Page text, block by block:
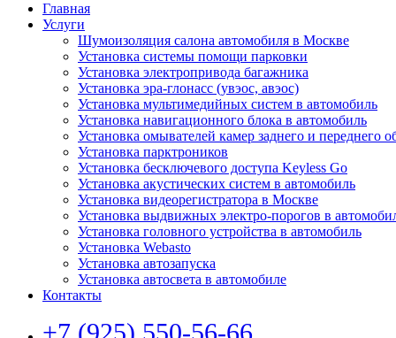
Главная
Услуги
Шумоизоляция салона автомобиля в Москве
Установка системы помощи парковки
Установка электропривода багажника
Установка эра-глонасс (увэос, авэос)
Установка мультимедийных систем в автомобиль
Установка навигационного блока в автомобиль
Установка омывателей камер заднего и переднего
Установка парктроников
Установка бесключевого доступа Keyless Go
Установка акустических систем в автомобиль
Установка видеорегистратора в Москве
Установка выдвижных электро-порогов в
Установка головного устройства в автомобиль
Установка Webasto
Установка автозапуска
Установка автосвета в автомобиле
Контакты